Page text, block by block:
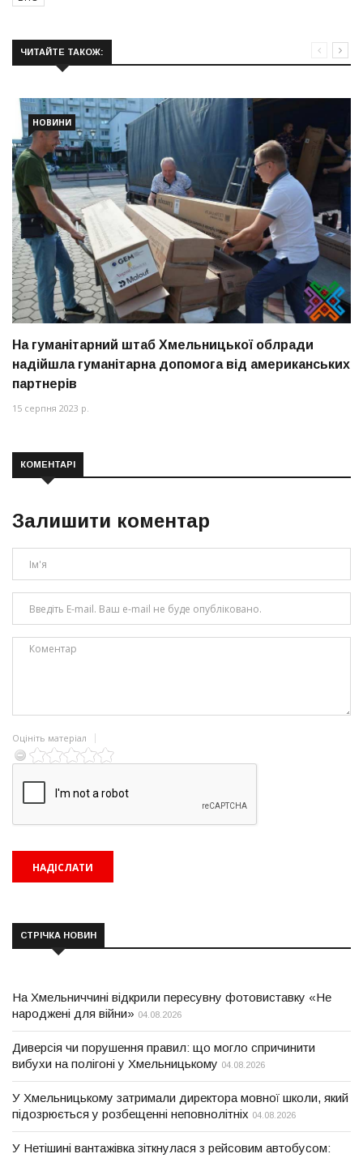
ЧИТАЙТЕ ТАКОЖ:
НОВИНИ
На гуманітарний штаб Хмельницької облради
надійшла гуманітарна допомога від американських
партнерів
15 серпня 2023 р.
КОМЕНТАРІ
Залишити коментар
Оцініть матеріал
СТРІЧКА НОВИН
На Хмельниччині відкрили пересувну фотовиставку «Не
народжені для війни» 04.08.2026
Диверсія чи порушення правил: що могло спричинити
вибухи на полігоні у Хмельницькому 04.08.2026
У Хмельницькому затримали директора мовної школи, який
підозрюється у розбещенні неповнолітніх 04.08.2026
У Нетішині вантажівка зіткнулася з рейсовим автобусом: